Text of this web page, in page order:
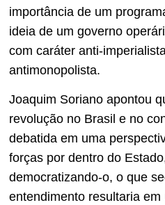
importância de um
ideia de um governo
com caráter anti-
antimonopolista.
Joaquim Soriano apontou
revolução no Brasil e no
debatida em uma
forças por dentro do
democratizando-o, o que
entendimento resultaria